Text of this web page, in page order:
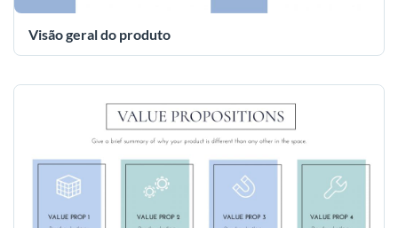
Visão geral do produto